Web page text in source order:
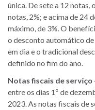
única. De sete a 12 notas,
notas, 2%; e acima de 24
máximo, de 3%. O
o desconto automático
em dia e o tradicional
definido no fim do ano.
Notas fiscais de serviço
entre os dias 1º de
2023. As notas fiscais de